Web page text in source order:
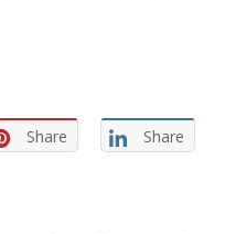
Share Share